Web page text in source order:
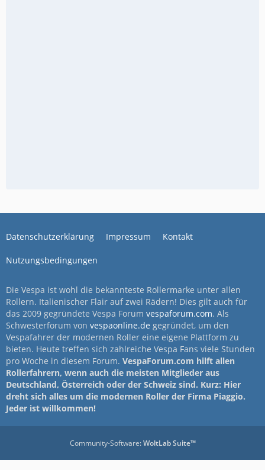
Datenschutzerklärung Impressum Kontakt
Nutzungsbedingungen
Die Vespa ist wohl die bekannteste Rollermarke unter allen
Rollern. Italienischer Flair auf zwei Rädern! Dies gilt auch für
das 2009 gegründete Vespa Forum vespaforum.com. Als
Schwesterforum von vespaonline.de gegründet, um den
Vespafahrer der modernen Roller eine eigene Plattform zu
bieten. Heute treffen sich zahlreiche Vespa Fans viele Stunden
pro Woche in diesem Forum. VespaForum.com hilft allen
Rollerfahrern, wenn auch die meisten Mitglieder aus
Deutschland, Österreich oder der Schweiz sind. Kurz: Hier
dreht sich alles um die modernen Roller der Firma Piaggio.
Jeder ist willkommen!
Community-Software:WoltLab Suite™